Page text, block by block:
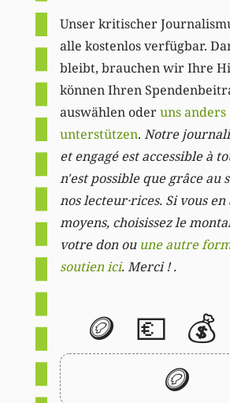
Unser kritischer
alle kostenlos verfügbar.
bleibt, brauchen wir Ihre
können Ihren
auswählen oderuns anders
unterstützen. Notre
et engagé est accessible à
n'est possible que grâce au
nos lecteur·rices. Si vous en
moyens, choisissez le
votre don ou une autre
soutien ici. Merci ! .
🪙 💶 💰
🪙